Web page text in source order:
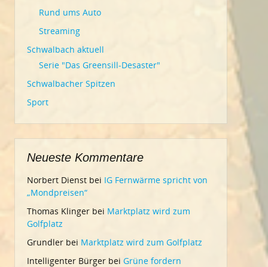
Rund ums Auto
Streaming
Schwalbach aktuell
Serie "Das Greensill-Desaster"
Schwalbacher Spitzen
Sport
Neueste Kommentare
Norbert Dienst bei IG Fernwärme spricht von
„Mondpreisen“
Thomas Klinger bei Marktplatz wird zum
Golfplatz
Grundler bei Marktplatz wird zum Golfplatz
Intelligenter Bürger bei Grüne fordern